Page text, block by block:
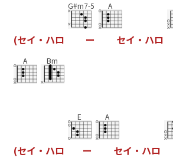
(セイ ・ ハロ
G#m7-5
ー
A
セイ ・ ハロ
A Bm
(セイ ・ ハロ
E
ー
A
セイ ・ ハロ